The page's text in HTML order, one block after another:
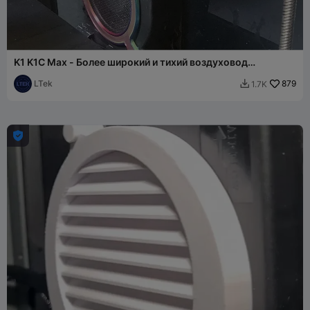
K1 K1C Max - Более широкий и тихий воздуховод
вспомогательного вентилятора
LTek  1.7K 879
